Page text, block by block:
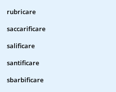
rubricare
saccarificare
salificare
santificare
sbarbificare